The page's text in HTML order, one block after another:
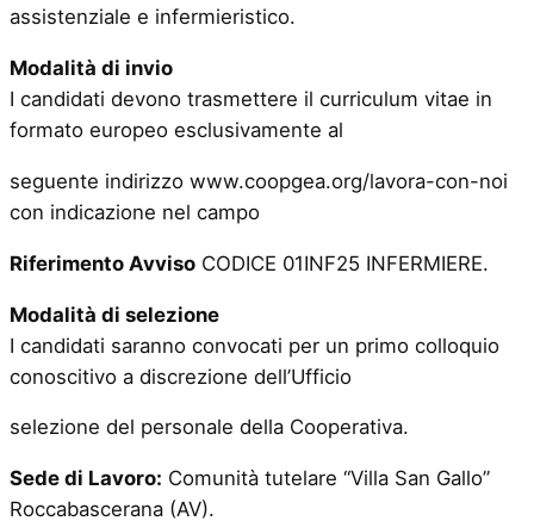
assistenziale e infermieristico.
Modalità di invio
I candidati devono trasmettere il curriculum vitae in
formato europeo esclusivamente al
seguente indirizzo www.coopgea.org/lavora-con-noi
con indicazione nel campo
Riferimento Avviso CODICE 01INF25 INFERMIERE.
Modalità di selezione
I candidati saranno convocati per un primo colloquio
conoscitivo a discrezione dell’Ufficio
selezione del personale della Cooperativa.
Sede di Lavoro: Comunità tutelare “Villa San Gallo”
Roccabascerana (AV).